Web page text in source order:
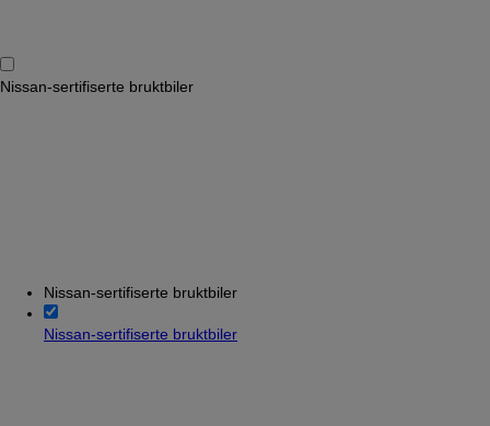
Nissan-sertifiserte bruktbiler
Nissan-sertifiserte bruktbiler
Nissan-sertifiserte bruktbiler